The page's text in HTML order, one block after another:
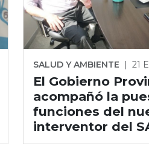
SALUD Y AMBIENTE | 21
El Gobierno
acompañó la
funciones del
interventor del